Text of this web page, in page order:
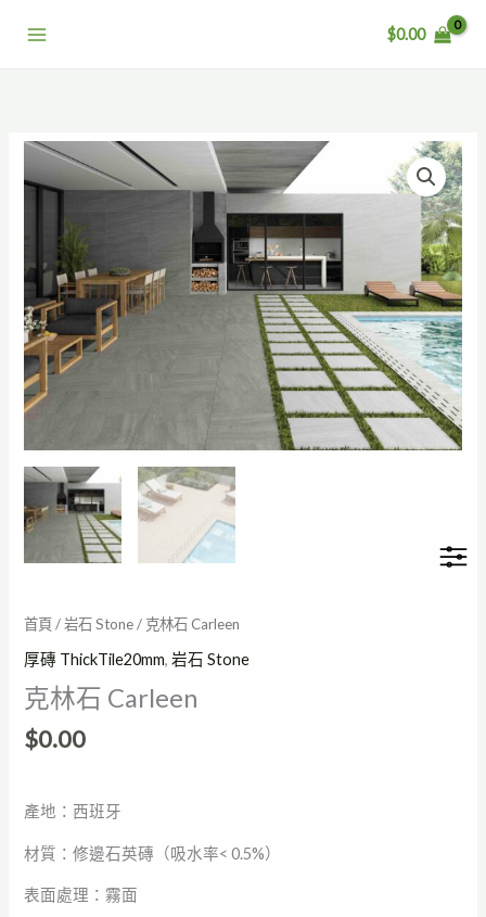
$0.00
首頁/岩石 Stone/ 克林石 Carleen
厚磚 ThickTile20mm,岩石 Stone
克林石 Carleen
$0.00
產地：西班牙
材質：修邊石英磚（吸水率< 0.5%）
表面處理：霧面
克
林
Carleen
量